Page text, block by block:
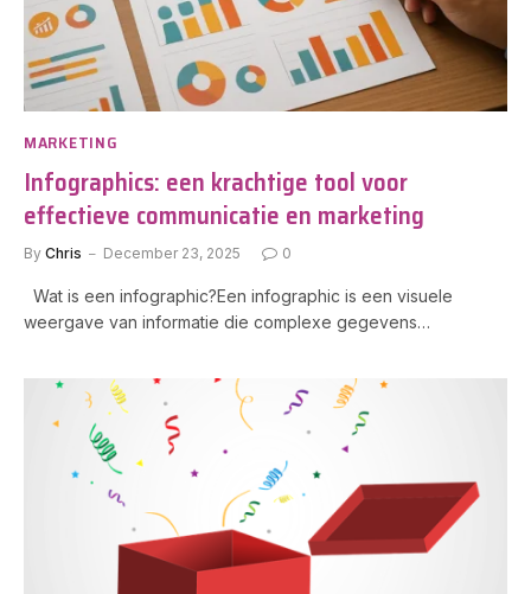
MARKETING
Infographics: een krachtige tool voor
effectieve communicatie en marketing
By Chris December 23, 2025 0
Wat is een infographic?Een infographic is een visuele
weergave van informatie die complexe gegevens…